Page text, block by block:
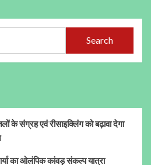
Search
के संग्रह एवं रीसाइक्लिंग को बढ़ावा देगा
का ओलंपिक कांवड़ संकल्प यात्रा